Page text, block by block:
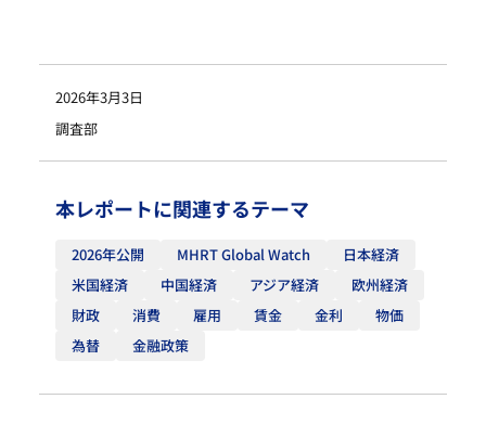
2026年3月3日
調査部
本レポートに関連するテーマ
2026年公開 MHRT Global Watch
日本経済
米国経済
中国経済 アジア経済
欧州経済
財政
消費 雇用 賃金 金利
物価
為替
金融政策